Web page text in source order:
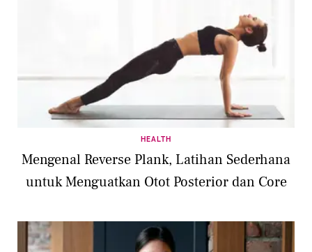
HEALTH
Mengenal Reverse Plank, Latihan Sederhana
untuk Menguatkan Otot Posterior dan Core